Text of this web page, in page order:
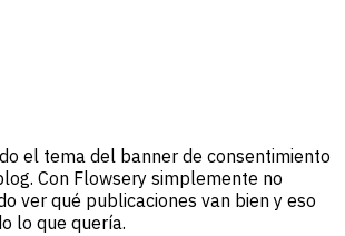
el tema del banner de consentimiento
Con Flowsery simplemente no
ver qué publicaciones van bien y eso
lo que quería.